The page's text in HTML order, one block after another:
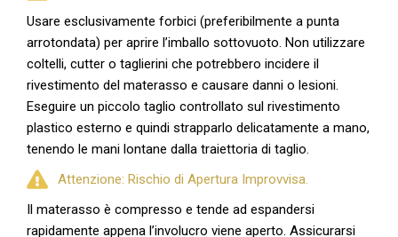
Usare esclusivamente forbici (preferibilmente a punta
arrotondata) per aprire l’imballo sottovuoto. Non utilizzare
coltelli, cutter o taglierini che potrebbero incidere il
rivestimento del materasso e causare danni o lesioni.
Eseguire un piccolo taglio controllato sul rivestimento
plastico esterno e quindi strapparlo delicatamente a mano,
tenendo le mani lontane dalla traiettoria di taglio.
Attenzione: Rischio di Apertura Improvvisa.
Il materasso è compresso e tende ad espandersi
rapidamente appena l’involucro viene aperto. Assicurarsi